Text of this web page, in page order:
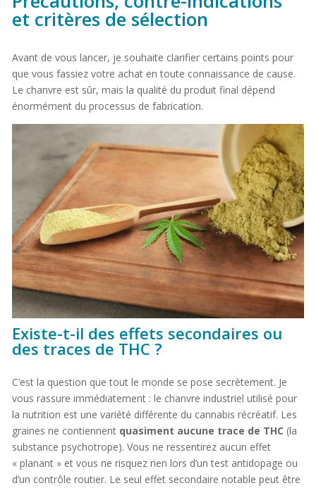
et critères de sélection
Avant de vous lancer, je souhaite clarifier certains points pour
que vous fassiez votre achat en toute connaissance de cause.
Le chanvre est sûr, mais la qualité du produit final dépend
énormément du processus de fabrication.
Existe-t-il des effets secondaires ou
des traces de THC ?
C’est la question que tout le monde se pose secrètement. Je
vous rassure immédiatement : le chanvre industriel utilisé pour
la nutrition est une variété différente du cannabis récréatif. Les
graines ne contiennent quasiment aucune trace de THC (la
substance psychotrope). Vous ne ressentirez aucun effet
« planant » et vous ne risquez rien lors d’un test antidopage ou
d’un contrôle routier. Le seul effet secondaire notable peut être